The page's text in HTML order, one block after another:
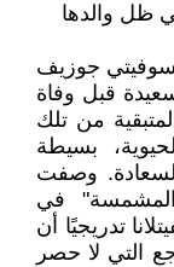
ظل والدها
السوفيتي جوزيف
قبل وفاة
الصور المتبقية من تلك
بسيطة
وصفت
المشمسة" في
تدريجيًا أن
التي لا حصر